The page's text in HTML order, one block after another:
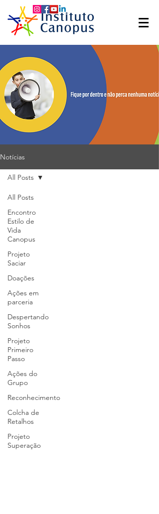
Notícias
All Posts
Encontro
Estilo de
Vida
Canopus
Projeto
Saciar
Doações
Ações em
parceria
Despertando
Sonhos
Projeto
Primeiro
Passo
Ações do
Grupo
Reconhecimento
Colcha de
Retalhos
Projeto
Superação
All Posts